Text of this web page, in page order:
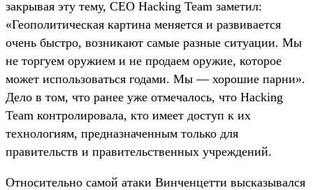
закрывая эту тему, CEO Hacking Team заметил:
«Геополитическая картина меняется и развивается
очень быстро, возникают самые разные ситуации. Мы
не торгуем оружием и не продаем оружие, которое
может использоваться годами. Мы — хорошие парни».
Дело в том, что ранее уже отмечалось, что Hacking
Team контролировала, кто имеет доступ к их
технологиям, предназначенным только для
правительств и правительственных учреждений.
Относительно самой атаки Винченцетти высказывался